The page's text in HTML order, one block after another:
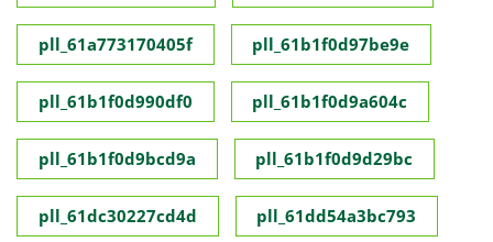
pll_61a773170405f pll_61b1f0d97be9e
pll_61b1f0d990df0 pll_61b1f0d9a604c
pll_61b1f0d9bcd9a pll_61b1f0d9d29bc
pll_61dc30227cd4d pll_61dd54a3bc793